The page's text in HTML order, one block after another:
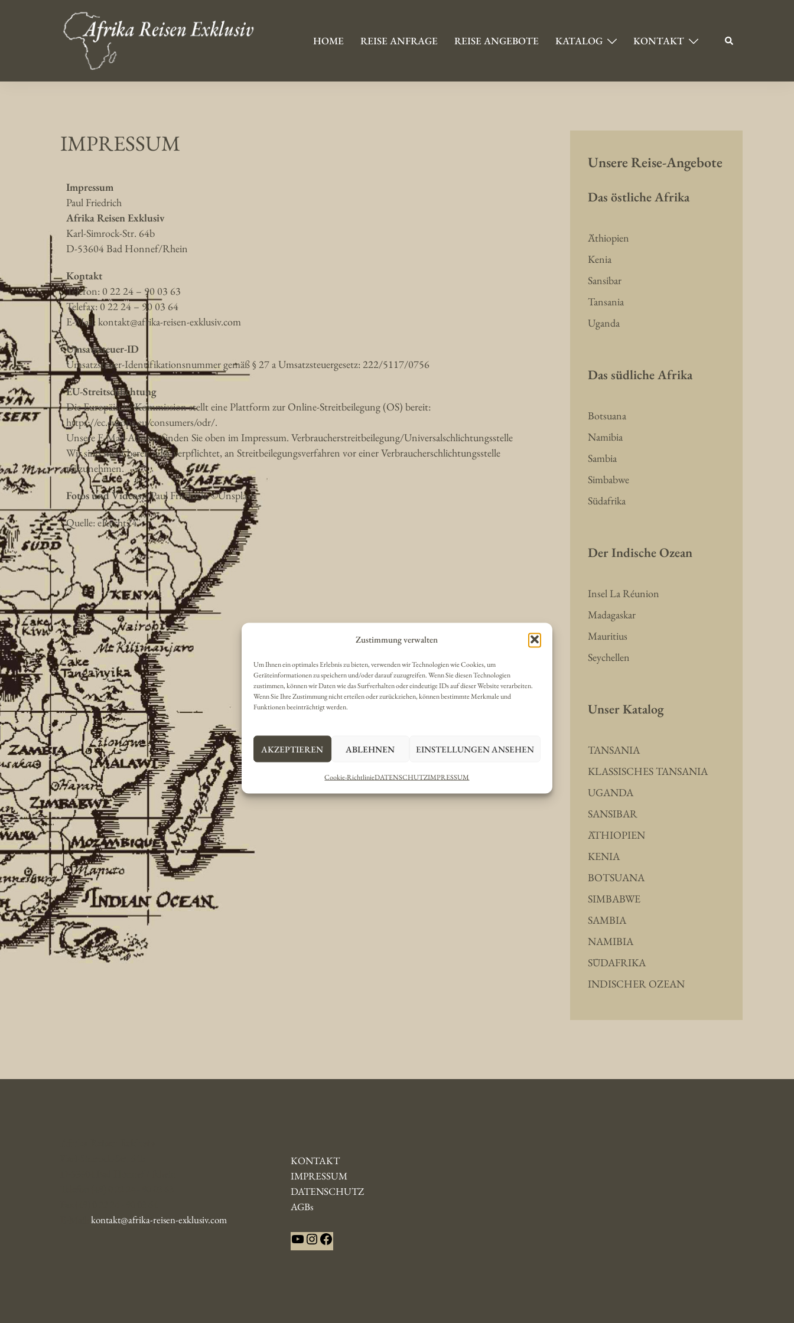
Zustimmung verwalten
Um Ihnen ein optimales Erlebnis zu bieten, verwenden wir Technologien wie Cookies, um
Geräteinformationen zu speichern und/oder darauf zuzugreifen. Wenn Sie diesen Technologien
zustimmen, können wir Daten wie das Surfverhalten oder eindeutige IDs auf dieser Website verarbeiten.
Wenn Sie Ihre Zustimmung nicht erteilen oder zurückziehen, können bestimmte Merkmale und
Funktionen beeinträchtigt werden.
AKZEPTIEREN ABLEHNEN EINSTELLUNGEN ANSEHEN
Cookie-RichtlinieDATENSCHUTZIMPRESSUM
HOME REISE ANFRAGE REISE ANGEBOTE KATALOG KONTAKT
IMPRESSUM
Impressum
Paul Friedrich
Afrika Reisen Exklusiv
Karl-Simrock-Str. 64b
D-53604 Bad Honnef/Rhein
Kontakt
Telefon: 0 22 24 – 90 03 63
Telefax: 0 22 24 – 90 03 64
E-Mail: kontakt@afrika-reisen-exklusiv.com
Umsatzsteuer-ID
Umsatzsteuer-Identifikationsnummer gemäß § 27 a Umsatzsteuergesetz: 222/5117/0756
EU-Streitschlichtung
Die Europäische Kommission stellt eine Plattform zur Online-Streitbeilegung (OS) bereit:
https://ec.europa.eu/consumers/odr/.
Unsere E-Mail-Adresse finden Sie oben im Impressum. Verbraucherstreitbeilegung/Universalschlichtungsstelle
Wir sind nicht bereit oder verpflichtet, an Streitbeilegungsverfahren vor einer Verbraucherschlichtungsstelle
teilzunehmen.
Fotos und Videos©Paul Friedrich, ©Unsplash
Quelle: eRecht24
Unsere Reise-Angebote
Das östliche Afrika
Äthiopien
Kenia
Sansibar
Tansania
Uganda
Das südliche Afrika
Botsuana
Namibia
Sambia
Simbabwe
Südafrika
Der Indische Ozean
Insel La Réunion
Madagaskar
Mauritius
Seychellen
Unser Katalog
TANSANIA
KLASSISCHES TANSANIA
UGANDA
SANSIBAR
ÄTHIOPIEN
KENIA
BOTSUANA
SIMBABWE
SAMBIA
NAMIBIA
SÜDAFRIKA
INDISCHER OZEAN
kontakt@afrika-reisen-exklusiv.com
KONTAKT
IMPRESSUM
DATENSCHUTZ
AGBs